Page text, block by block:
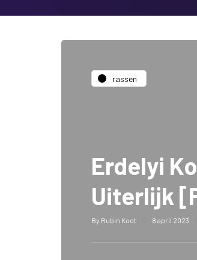
rassen
Erdelyi
Uiterlijk
By Rubin Koot 8 april 2023